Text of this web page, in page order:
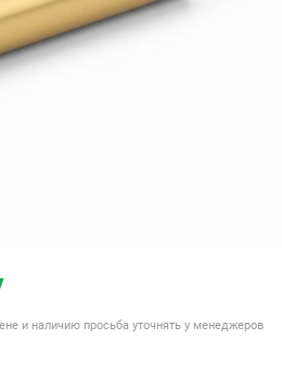
и наличию просьба уточнять у менеджеров